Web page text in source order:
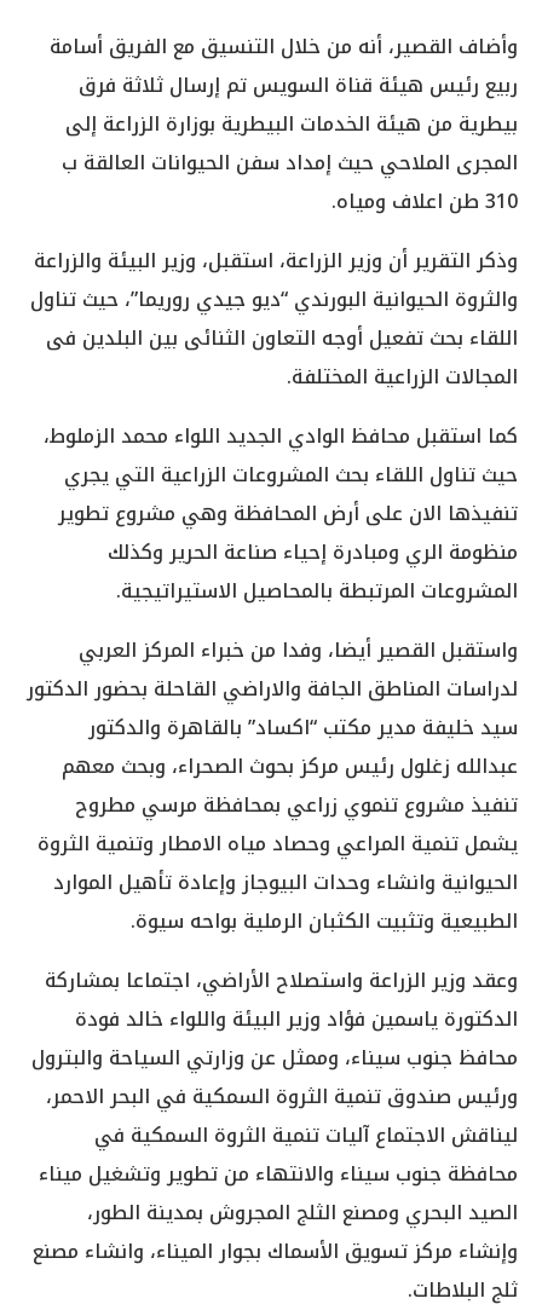
وأضاف القصير، أنه من خلال التنسيق مع الفريق أسامة
ربيع رئيس هيئة قناة السويس تم إرسال ثلاثة فرق
بيطرية من هيئة الخدمات البيطرية بوزارة الزراعة إلى
المجرى الملاحي حيث إمداد سفن الحيوانات العالقة ب
310 طن اعلاف ومياه.
وذكر التقرير أن وزير الزراعة، استقبل، وزير البيئة والزراعة
والثروة الحيوانية البورندي “ديو جيدي روريما”، حيث تناول
اللقاء بحث تفعيل أوجه التعاون الثنائى بين البلدين فى
المجالات الزراعية المختلفة.
كما استقبل محافظ الوادي الجديد اللواء محمد الزملوط،
حيث تناول اللقاء بحث المشروعات الزراعية التي يجري
تنفيذها الان على أرض المحافظة وهي مشروع تطوير
منظومة الري ومبادرة إحياء صناعة الحرير وكذلك
المشروعات المرتبطة بالمحاصيل الاستيراتيجية.
واستقبل القصير أيضا، وفدا من خبراء المركز العربي
لدراسات المناطق الجافة والاراضي القاحلة بحضور الدكتور
سيد خليفة مدير مكتب “اكساد” بالقاهرة والدكتور
عبدالله زغلول رئيس مركز بحوث الصحراء، وبحث معهم
تنفيذ مشروع تنموي زراعي بمحافظة مرسي مطروح
يشمل تنمية المراعي وحصاد مياه الامطار وتنمية الثروة
الحيوانية وانشاء وحدات البيوجاز وإعادة تأهيل الموارد
الطبيعية وتثبيت الكثبان الرملية بواحه سيوة.
وعقد وزير الزراعة واستصلاح الأراضي، اجتماعا بمشاركة
الدكتورة ياسمين فؤاد وزير البيئة واللواء خالد فودة
محافظ جنوب سيناء، وممثل عن وزارتي السياحة والبترول
ورئيس صندوق تنمية الثروة السمكية في البحر الاحمر،
ليناقش الاجتماع آليات تنمية الثروة السمكية في
محافظة جنوب سيناء والانتهاء من تطوير وتشغيل ميناء
الصيد البحري ومصنع الثلج المجروش بمدينة الطور،
وإنشاء مركز تسويق الأسماك بجوار الميناء، وانشاء مصنع
ثلج البلاطات.